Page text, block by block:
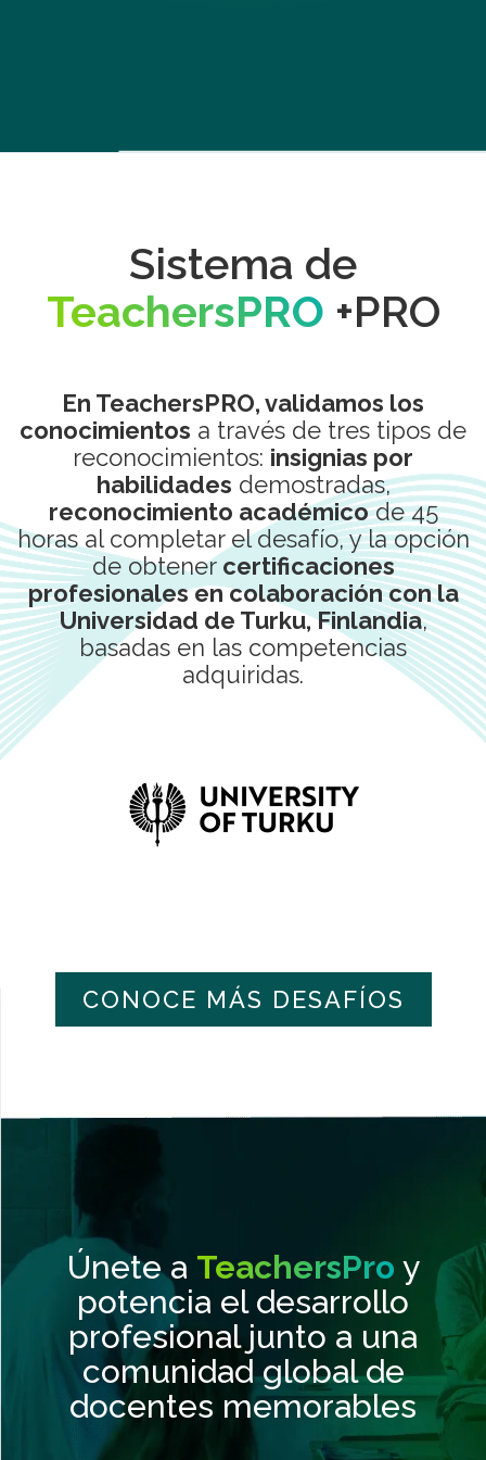
Sistema de
TeachersPRO +PRO
En TeachersPRO, validamos los
conocimientos a través de tres tipos de
reconocimientos: insignias por
habilidades demostradas,
reconocimiento académicode 45
horas al completar el desafío, y la opción
de obtener certificaciones
profesionales en colaboración con la
Universidad de Turku, Finlandia,
basadas en las competencias
adquiridas.
CONOCE MÁS DESAFÍOS
Únete a TeachersPro y
potencia el desarrollo
profesional junto a una
comunidad global de
docentes memorables